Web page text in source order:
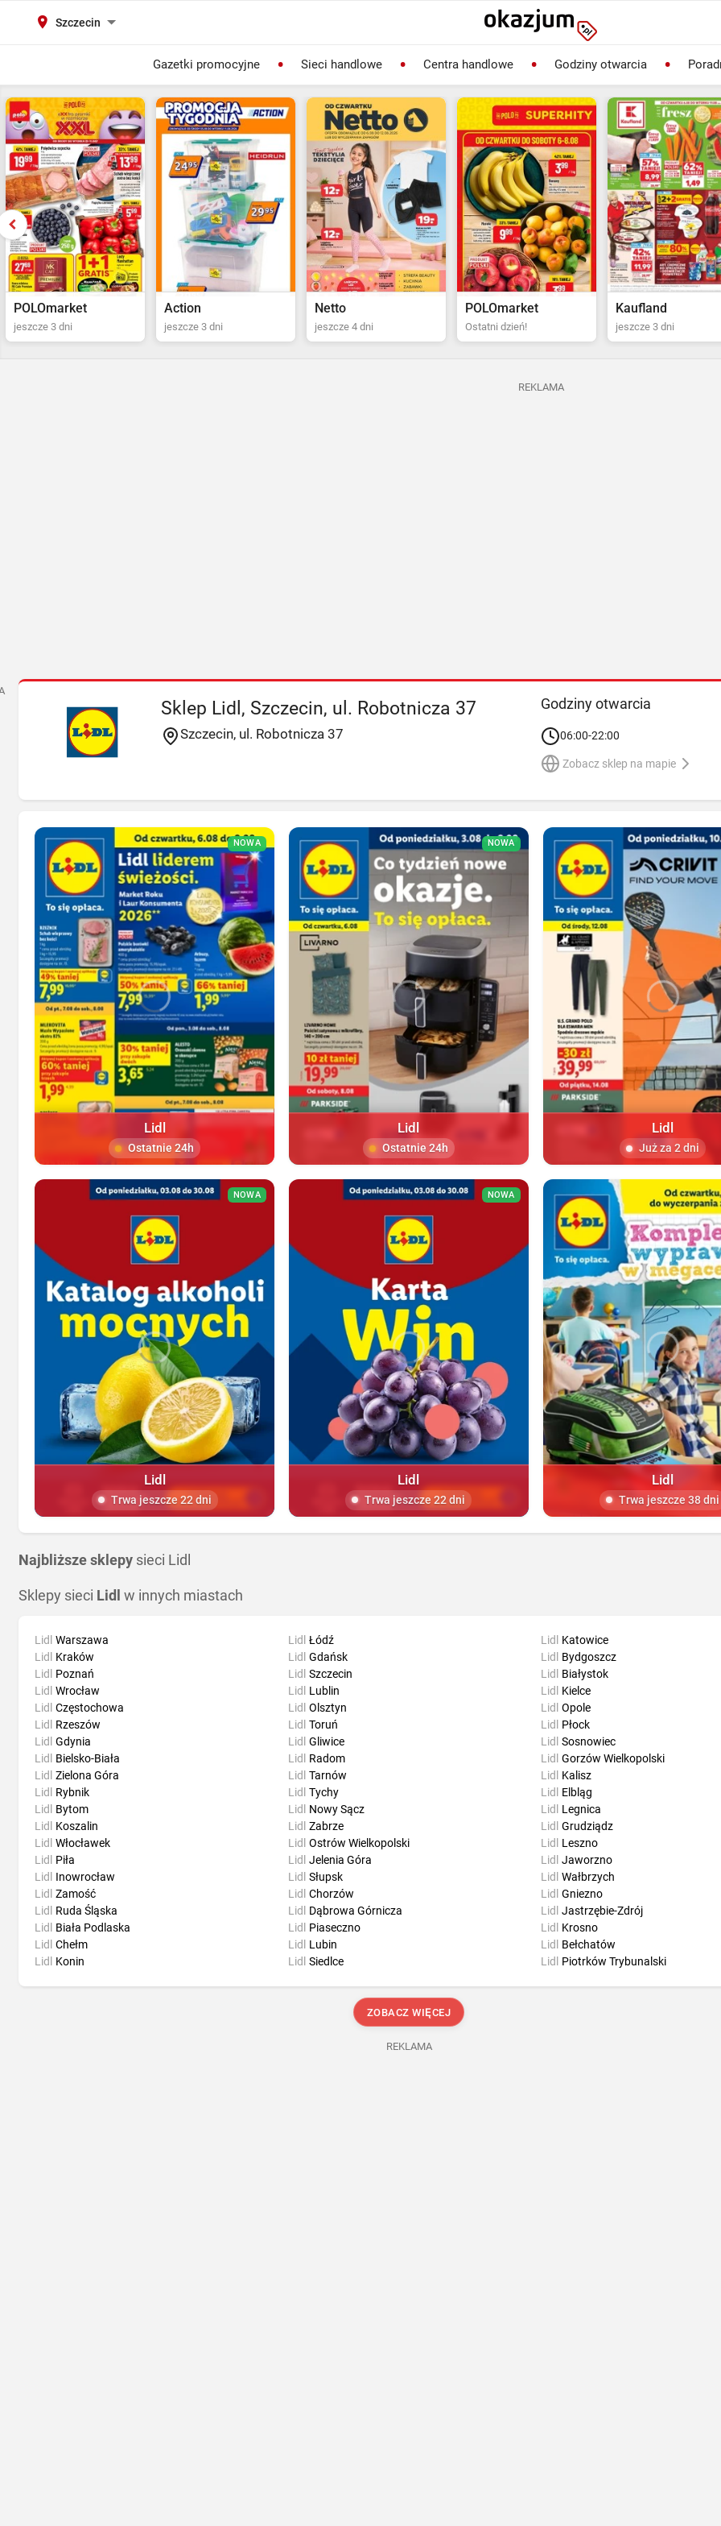
Szczecin
Gazetki promocyjne Sieci handlowe Centra handlowe Godziny otwarcia
Action
jeszcze 3 dni
Netto
jeszcze 4 dni
POLOmarket
Ostatni dzień!
Kaufland
jeszcze 3 dni
Biedronka
Ostatni dzień!
REKLAMA
Sklep Lidl, Szczecin, ul. Robotnicza 37
Szczecin, ul. Robotnicza 37
Godziny otwarcia
06:00-22:00
Zobacz sklep na mapie
NOWA
Lidl
Ostatnie 24h
NOWA
Lidl
Ostatnie 24h
Lidl
Już za 2 dni
NOWA
Lidl
Trwa jeszcze 22 dni
NOWA
Lidl
Trwa jeszcze 22 dni
Lidl
Trwa jeszcze 38 dni
Najbliższe sklepy sieci Lidl
Sklepy sieci Lidl w innych miastach
Lidl Warszawa
Lidl Kraków
Lidl Poznań
Lidl Wrocław
Lidl Łódź
Lidl Gdańsk
Lidl Szczecin
Lidl Lublin
Lidl Katowice
Lidl Bydgoszcz
Lidl Białystok
Lidl Kielce
Lidl Częstochowa
Lidl Rzeszów
Lidl Gdynia
Lidl Bielsko-Biała
Lidl Olsztyn
Lidl Toruń
Lidl Gliwice
Lidl Radom
Lidl Opole
Lidl Płock
Lidl Sosnowiec
Lidl Gorzów Wielkopolski
Lidl Zielona Góra
Lidl Rybnik
Lidl Bytom
Lidl Koszalin
Lidl Tarnów
Lidl Tychy
Lidl Nowy Sącz
Lidl Zabrze
Lidl Kalisz
Lidl Elbląg
Lidl Legnica
Lidl Grudziądz
Lidl Włocławek
Lidl Piła
Lidl Inowrocław
Lidl Zamość
Lidl Ostrów Wielkopolski
Lidl Jelenia Góra
Lidl Słupsk
Lidl Chorzów
Lidl Leszno
Lidl Jaworzno
Lidl Wałbrzych
Lidl Gniezno
Lidl Ruda Śląska
Lidl Biała Podlaska
Lidl Chełm
Lidl Konin
Lidl Dąbrowa Górnicza
Lidl Piaseczno
Lidl Lubin
Lidl Siedlce
Lidl Jastrzębie-Zdrój
Lidl Krosno
Lidl Bełchatów
Lidl Piotrków Trybunalski
ZOBACZ WIĘCEJ
REKLAMA